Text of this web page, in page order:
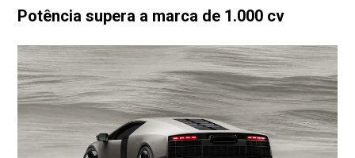
Potência supera a marca de 1.000 cv